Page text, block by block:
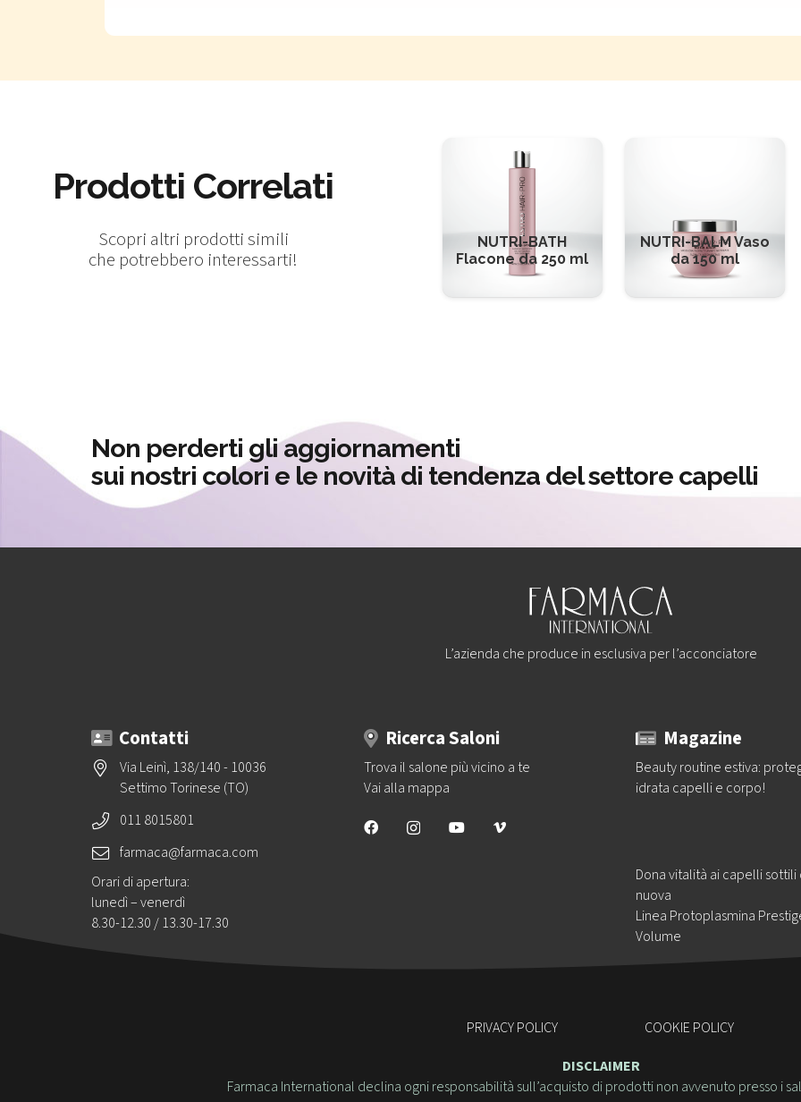
Prodotti Correlati
Scopri altri prodotti simili
che potrebbero interessarti!
NUTRI-BATH
Flacone da 250 ml
NUTRI-BALM Vaso
da 150 ml
Non perderti gli aggiornamenti
sui nostri colori e le novità di tendenza del settore capelli
L’azienda che produce in esclusiva per l’acconciatore
Contatti
Via Leinì, 138/140 - 10036
Settimo Torinese (TO)
011 8015801
farmaca@farmaca.com
Orari di apertura:
lunedì – venerdì
8.30-12.30 / 13.30-17.30
Ricerca Saloni
Trova il salone più vicino a te
Vai alla mappa
Magazine
Beauty routine estiva:
idrata capelli e corpo!
Dona vitalità ai capelli sottili
nuova
Linea Protoplasmina
Volume
PRIVACY POLICY
COOKIE POLICY
DISCLAIMER
Farmaca International declina ogni responsabilità sull’acquisto di prodotti non avvenuto presso i